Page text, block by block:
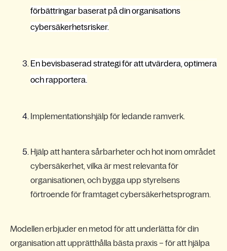
förbättringar baserat på din organisations
cybersäkerhetsrisker.
En bevisbaserad strategi för att utvärdera, optimera
och rapportera.
Implementationshjälp för ledande ramverk.
Hjälp att hantera sårbarheter och hot inom området
cybersäkerhet, vilka är mest relevanta för
organisationen, och bygga upp styrelsens
förtroende för framtaget cybersäkerhetsprogram.
Modellen erbjuder en metod för att underlätta för din
organisation att upprätthålla bästa praxis – för att hjälpa